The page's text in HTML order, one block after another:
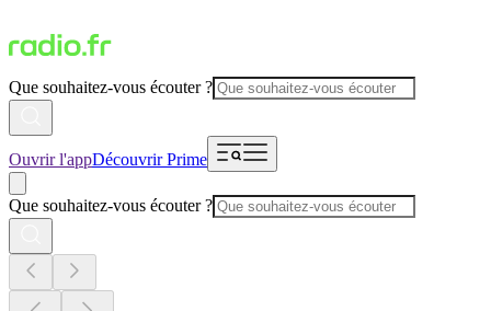
Que souhaitez-vous écouter ?
Ouvrir l'appDécouvrir Prime
Que souhaitez-vous écouter ?